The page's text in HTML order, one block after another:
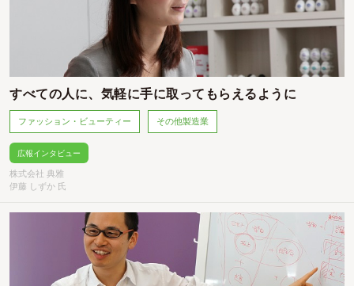
すべての人に、気軽に手に取ってもらえるように
ファッション・ビューティー その他製造業
広報インタビュー
株式会社 典雅
伊藤 しずか 氏